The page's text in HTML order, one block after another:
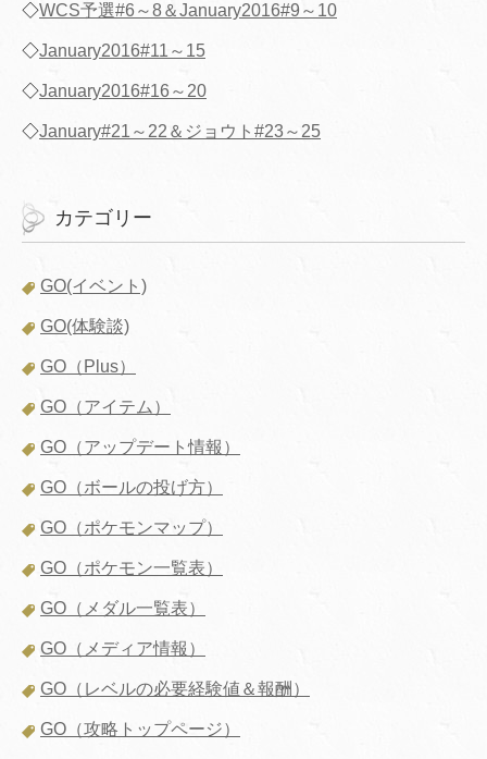
◇WCS予選#6～8＆January2016#9～10
◇January2016#11～15
◇January2016#16～20
◇January#21～22＆ジョウト#23～25
カテゴリー
GO(イベント)
GO(体験談)
GO（Plus）
GO（アイテム）
GO（アップデート情報）
GO（ボールの投げ方）
GO（ポケモンマップ）
GO（ポケモン一覧表）
GO（メダル一覧表）
GO（メディア情報）
GO（レベルの必要経験値＆報酬）
GO（攻略トップページ）